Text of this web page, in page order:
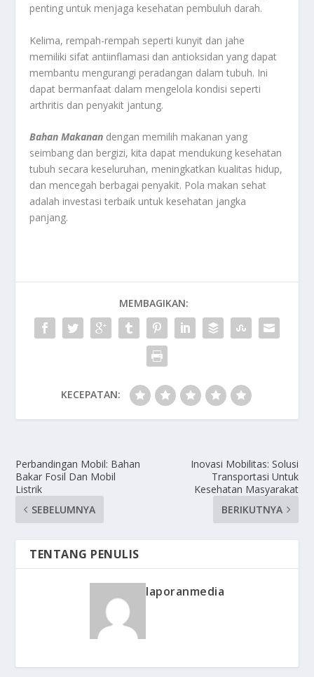
penting untuk menjaga kesehatan pembuluh darah.
Kelima, rempah-rempah seperti kunyit dan jahe
memiliki sifat antiinflamasi dan antioksidan yang dapat
membantu mengurangi peradangan dalam tubuh. Ini
dapat bermanfaat dalam mengelola kondisi seperti
arthritis dan penyakit jantung.
Bahan Makanan dengan memilih makanan yang
seimbang dan bergizi, kita dapat mendukung kesehatan
tubuh secara keseluruhan, meningkatkan kualitas hidup,
dan mencegah berbagai penyakit. Pola makan sehat
adalah investasi terbaik untuk kesehatan jangka
panjang.
MEMBAGIKAN:
KECEPATAN:
Perbandingan Mobil: Bahan
Bakar Fosil Dan Mobil
Listrik
SEBELUMNYA
Inovasi Mobilitas: Solusi
Transportasi Untuk
Kesehatan Masyarakat
BERIKUTNYA
TENTANG PENULIS
laporanmedia